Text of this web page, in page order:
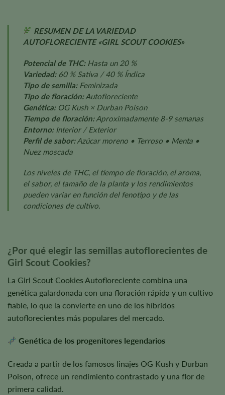
RESUMEN DE LA VARIEDAD
AUTOFLORECIENTE «GIRL SCOUT COOKIES»
Potencial de THC:Hasta un 20 %
Variedad:60 % Sativa / 40 % Índica
Tipo de semilla:Feminizada
Tipo de floración:Autofloreciente
Genética:OG Kush × Durban Poison
Tiempo de floración:Aproximadamente 8-9 semanas
Entorno:Interior / Exterior
Perfil de sabor:Azúcar moreno • Terroso • Menta •
Nuez moscada
Los niveles de THC, el tiempo de floración, el aroma,
el sabor, el tamaño de la planta y los rendimientos
pueden variar en función del fenotipo y de las
condiciones de cultivo.
¿Por qué elegir las semillas autoflorecientes de
Girl Scout Cookies?
La Girl Scout Cookies Autofloreciente combina una
genética galardonada con una floración rápida y un cultivo
fiable, lo que la convierte en uno de los híbridos
autoflorecientes más populares del mercado.
Genética de los progenitores legendarios
Creada a partir de los famosos linajes OG Kush y Durban
Poison, ofrece un rendimiento contrastado y una flor de
primera calidad.